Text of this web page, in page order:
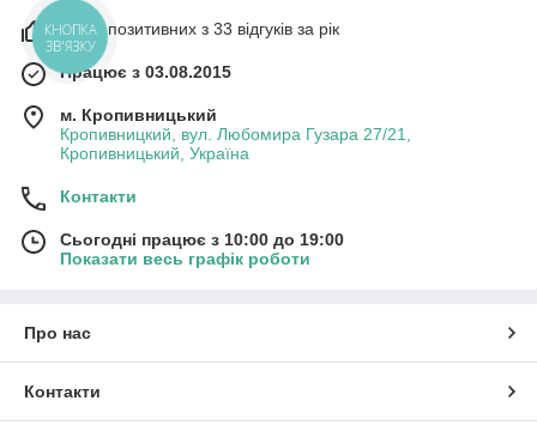
100% позитивних з 33 відгуків за рік
Працює з 03.08.2015
м. Кропивницький
Кропивницкий, вул. Любомира Гузара 27/21,
Кропивницький, Україна
Контакти
Сьогодні працює з 10:00 до 19:00
Показати весь графік роботи
Про нас
Контакти
КНОПКА
ЗВ'ЯЗКУ